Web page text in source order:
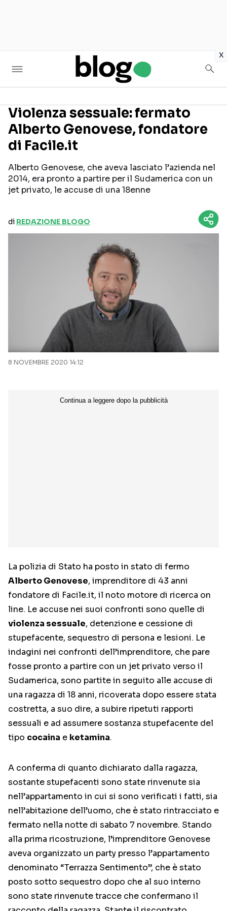
x
Seguici sui social
Violenza sessuale: fermato
Alberto Genovese, fondatore
di Facile.it
Alberto Genovese, che aveva lasciato l’azienda nel
2014, era pronto a partire per il Sudamerica con un
jet privato, le accuse di una 18enne
di REDAZIONE BLOGO
8 NOVEMBRE 2020 14:12
La polizia di Stato ha posto in stato di fermo
Alberto Genovese, imprenditore di 43 anni
fondatore di Facile.it, il noto motore di ricerca on
line. Le accuse nei suoi confronti sono quelle di
violenza sessuale, detenzione e cessione di
stupefacente, sequestro di persona e lesioni. Le
indagini nei confronti dell’imprenditore, che pare
fosse pronto a partire con un jet privato verso il
Sudamerica, sono partite in seguito alle accuse di
una ragazza di 18 anni, ricoverata dopo essere stata
costretta, a suo dire, a subire ripetuti rapporti
sessuali e ad assumere sostanza stupefacente del
tipo cocaina e ketamina.
A conferma di quanto dichiarato dalla ragazza,
sostante stupefacenti sono state rinvenute sia
nell’appartamento in cui si sono verificati i fatti, sia
nell’abitazione dell’uomo, che è stato rintracciato e
fermato nella notte di sabato 7 novembre. Stando
alla prima ricostruzione, l’imprenditore Genovese
aveva organizzato un party presso l’appartamento
denominato “Terrazza Sentimento”, che è stato
posto sotto sequestro dopo che al suo interno
sono state rinvenute tracce che confermano il